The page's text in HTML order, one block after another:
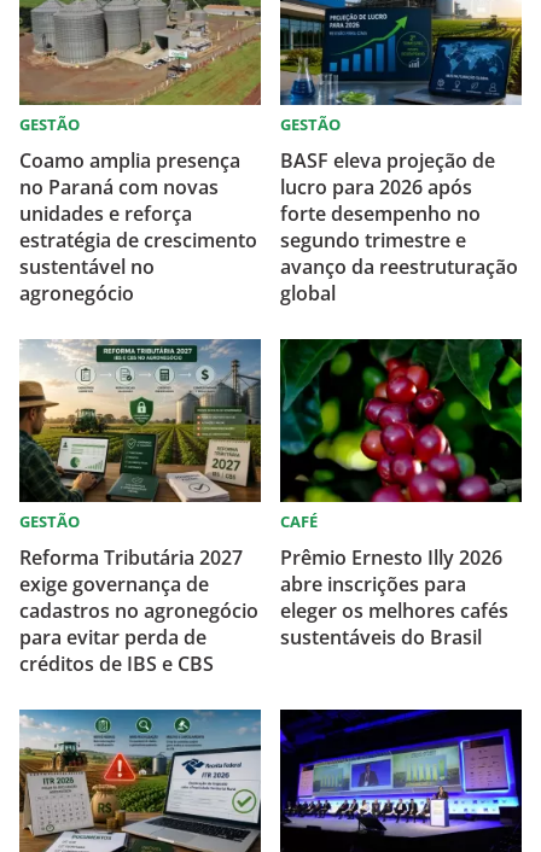
GESTÃO
Coamo amplia presença
no Paraná com novas
unidades e reforça
estratégia de crescimento
sustentável no
agronegócio
GESTÃO
BASF eleva projeção de
lucro para 2026 após
forte desempenho no
segundo trimestre e
avanço da reestruturação
global
GESTÃO
Reforma Tributária 2027
exige governança de
cadastros no agronegócio
para evitar perda de
créditos de IBS e CBS
CAFÉ
Prêmio Ernesto Illy 2026
abre inscrições para
eleger os melhores cafés
sustentáveis do Brasil